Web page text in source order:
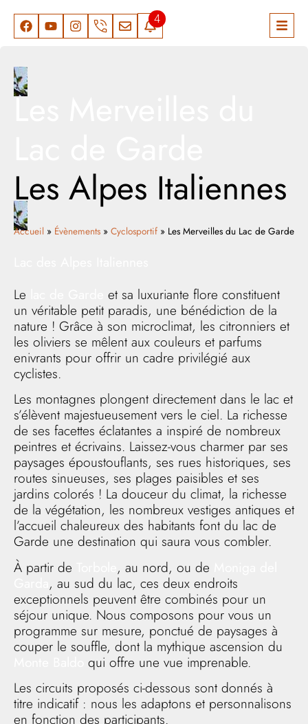
4
Les Merveilles du
Les Alpes Italiennes
Accueil » Évènements » Cyclosportif » Les Merveilles du Lac de Garde
Le
et sa luxuriante flore constituent
un véritable petit paradis, une bénédiction de la
nature ! Grâce à son microclimat, les citronniers et
les oliviers se mêlent aux couleurs et parfums
enivrants pour offrir un cadre privilégié aux
cyclistes.
Les montagnes plongent directement dans le lac et
s’élèvent majestueusement vers le ciel. La richesse
de ses facettes éclatantes a inspiré de nombreux
peintres et écrivains. Laissez-vous charmer par ses
paysages époustouflants, ses rues historiques, ses
routes sinueuses, ses plages paisibles et ses
jardins colorés ! La douceur du climat, la richesse
de la végétation, les nombreux vestiges antiques et
l’accueil chaleureux des habitants font du lac de
Garde une destination qui saura vous combler.
À partir de
, au nord, ou de
, au sud du lac, ces deux endroits
exceptionnels peuvent être combinés pour un
séjour unique. Nous composons pour vous un
programme sur mesure, ponctué de paysages à
couper le souffle, dont la mythique ascension du
qui offre une vue imprenable.
Les circuits proposés ci-dessous sont donnés à
titre indicatif : nous les adaptons et personnalisons
en fonction des participants.